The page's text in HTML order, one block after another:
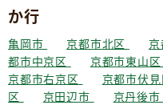
か行
亀岡市 京都市北区
都市中京区
京都市東山区
京都市右京区
京都市伏見
区
京田辺市 京丹後市